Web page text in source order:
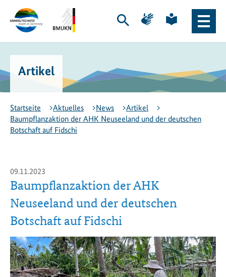
Hauptinhalt
springen
Hauptnavigation
springen
-
zur
Startseite
Naturschutz
und
nukleare
Sicherheit
(BMUKN)
-
BMUKN
Suche
Zur
Seite
Seite
Sprache
öffnen
Artikel
Startseite Aktuelles News
Artikel
Baumpflanzaktion der AHK Neuseeland und der deutschen
Botschaft auf Fidschi
09.11.2023
Baumpflanzaktion der AHK
Neuseeland und der deutschen
Botschaft auf Fidschi